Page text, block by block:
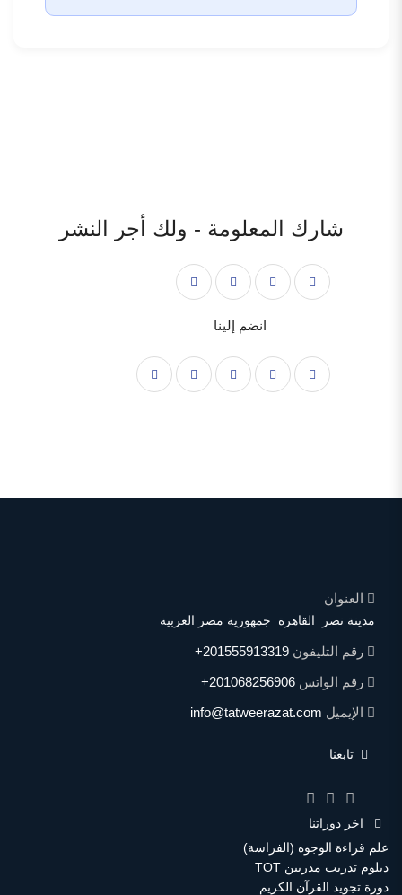
شارك المعلومة - ولك أجر النشر
انضم إلينا
العنوان
مدينة نصر_القاهرة_جمهورية مصر العربية
رقم التليفون +201555913319
رقم الواتس +201068256906
الإيميل info@tatweerazat.com
تابعنا
اخر دوراتنا
علم قراءة الوجوه (الفراسة)
دبلوم تدريب مدربين TOT
دورة تجويد القرآن الكريم